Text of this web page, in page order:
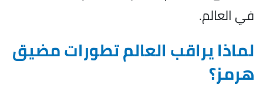
في العالم.
لماذا يراقب العالم تطورات مضيق
هرمز؟